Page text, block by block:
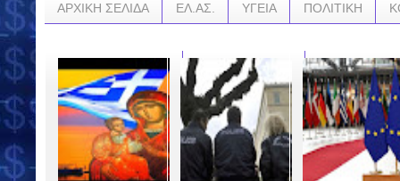
ΑΡΧΙΚΗ ΣΕΛΙΔΑ ΕΛ.ΑΣ. ΥΓΕΙΑ ΠΟΛΙΤΙΚΗ